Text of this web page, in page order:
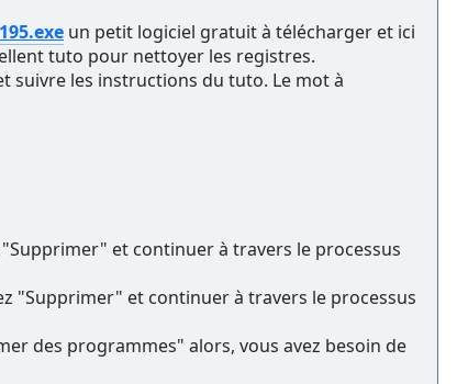
un petit logiciel gratuit à télécharger et ici
tuto pour nettoyer les registres.
suivre les instructions du tuto. Le mot à
et continuer à travers le processus
"Supprimer" et continuer à travers le processus
des programmes" alors, vous avez besoin de